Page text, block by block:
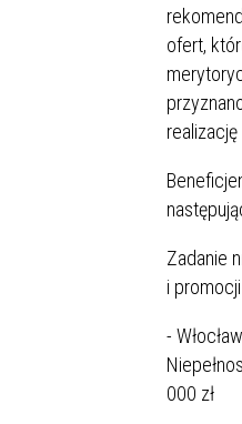
ofert,
Zadanie
i
-
000 zł